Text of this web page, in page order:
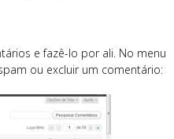
e fazê-lo por ali. No menu
ou excluir um comentário: